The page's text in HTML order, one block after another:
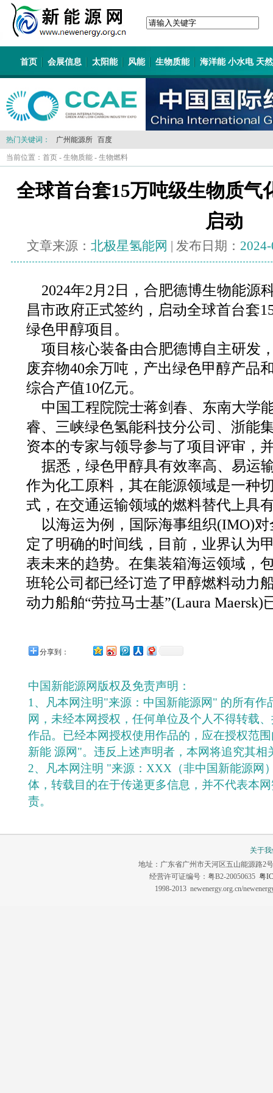
首页 会展信息 太阳能 风能 生物质能 海洋能 小水电 天
热门关键词： 广州能源所 百度
当前位置： 首页 - 生物质能 - 生物燃料
全球首台套15万吨级生物质气
启动
文章来源： 北极星氢能网 | 发布日期：
2024年2月2日，合肥德博生物能源
昌市政府正式签约，启动全球首台套
绿色甲醇项目。
项目核心装备由合肥德博自主研发
废弃物40余万吨，产出绿色甲醇产品
综合产值10亿元。
中国工程院院士蒋剑春、东南大学
睿、三峡绿色氢能科技分公司、浙能
资本的专家与领导参与了项目评审，
据悉，绿色甲醇具有效率高、易运
作为化工原料，其在能源领域是一种
式，在交通运输领域的燃料替代上具
以海运为例，国际海事组织(IMO)
定了明确的时间线，目前，业界认为
表未来的趋势。在集装箱海运领域，
班轮公司都已经订造了甲醇燃料动力
动力船舶“劳拉马士基”(Laura Maersk)
分享到：
中国新能源网版权及免责声明：
1、凡本网注明"来源：中国新能源网" 的所有作
网，未经本网授权，任何单位及个人不得转载
作品。已经本网授权使用作品的，应在授权范
新能 源网"。违反上述声明者，本网将追究其相
2、凡本网注明 "来源：XXX（非中国新能源网
体，转载目的在于传递更多信息，并不代表本
责。
关于
地址：广东省广州市天河区五山能源路2
经营许可证编号：粤B2-20050635 粤
1998-2013 newenergy.org.cn/